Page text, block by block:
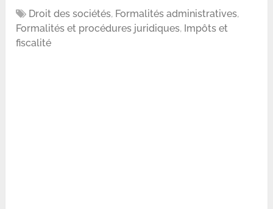
Droit des sociétés, Formalités administratives,
Formalités et procédures juridiques, Impôts et
fiscalité